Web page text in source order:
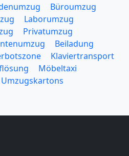
Büroumzug
Laborumzug
Privatumzug
Beiladung
Klaviertransport
Möbeltaxi
Umzugskartons